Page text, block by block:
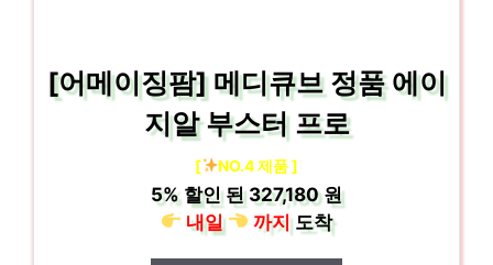
[어메이징팜] 메디큐브 정품 에이
지알 부스터 프로
[ NO.4 제품 ]
5% 할인 된327,180 원
내일
까지도착